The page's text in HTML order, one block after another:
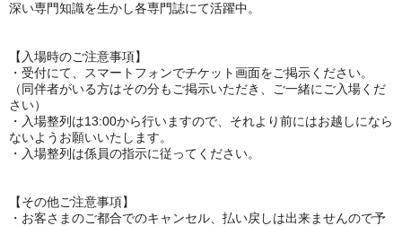
深い専門知識を生かし各専門誌にて活躍中。
【入場時のご注意事項】
・受付にて、スマートフォンでチケット画面をご掲示ください。
（同伴者がいる方はその分もご掲示いただき、ご一緒にご入場くだ
さい）
・入場整列は13:00から行いますので、それより前にはお越しになら
ないようお願いいたします。
・入場整列は係員の指示に従ってください。
【その他ご注意事項】
・お客さまのご都合でのキャンセル、払い戻しは出来ませんので予